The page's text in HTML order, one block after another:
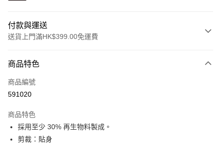
付款與運送
送貨上門滿HK$399.00免運費
信用卡
線上付款
Alipay, PayMe, WeChat Pay, UnionPay, FPS
送貨方式
單筆訂單淨值滿$399可享免運費優惠
商品特色
商品編號
591020
商品特色
採用至少 30% 再生物料製成。
剪裁：貼身